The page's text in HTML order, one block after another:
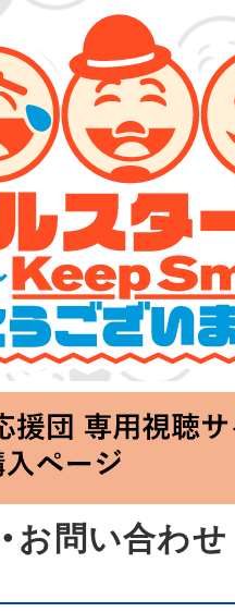
!!～」
お問い合わ